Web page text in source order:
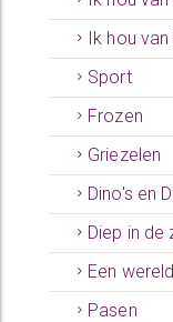
Ik hou van
Sport
Frozen
Griezelen
Dino's en
Diep in de
Een
Pasen